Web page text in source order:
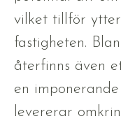
vilket tillför
fastigheten.
återfinns även
en
levererar